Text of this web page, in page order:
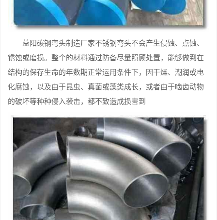
益阳碳钢弯头制造厂家不锈钢弯头不会产生侵蚀、点蚀、
锈蚀或磨损。整个的材料通过防备尽量照顾处置，能够做到在
结构的保存生命的年数期正常运用条件下，因干燥、潮润或电
化腐蚀，以及由于昆虫、真菌或藻类成长，或者由于啮齿动物
的破坏等种种侵入袭击，都不致造成损害到